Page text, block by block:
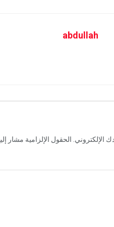
abdullah
الإلكتروني. الحقول الإلزامية مشار